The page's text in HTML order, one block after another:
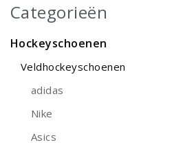
Categorieën
Hockeyschoenen
Veldhockeyschoenen
adidas
Nike
Asics